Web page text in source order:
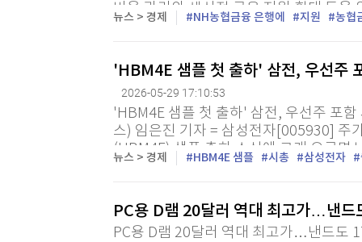
비율 관리와 생산적 금융 지원 확대 등
일 이사회 결의를 거쳐 은행 지분 100%
뉴스 > 경제 NH농협금융 은행에 지원 농협
'HBM4E 샘플 첫 출하' 삼전, 우선주
2026-05-29 17:10:53
'HBM4E 샘플 첫 출하' 삼전, 우선주 포
스) 임은진 기자 = 삼성전자[005930] 주
(HBM4E) 샘플 출하 소식에 크게 오르면
넘어섰다. 한국거래소에 따르면 이날 삼
뉴스 > 경제 HBM4E 샘플 시총 삼성전자
PC용 D램 20달러 역대 최고가…낸
PC용 D램 20달러 역대 최고가…낸드도